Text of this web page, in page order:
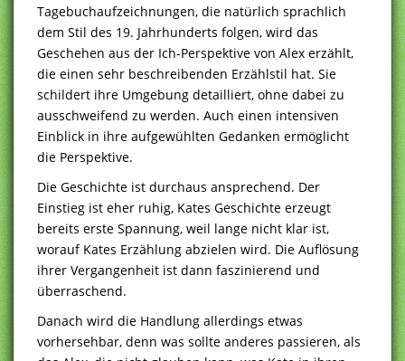
Tagebuchaufzeichnungen, die natürlich sprachlich
dem Stil des 19. Jahrhunderts folgen, wird das
Geschehen aus der Ich-Perspektive von Alex erzählt,
die einen sehr beschreibenden Erzählstil hat. Sie
schildert ihre Umgebung detailliert, ohne dabei zu
ausschweifend zu werden. Auch einen intensiven
Einblick in ihre aufgewühlten Gedanken ermöglicht
die Perspektive.
Die Geschichte ist durchaus ansprechend. Der
Einstieg ist eher ruhig, Kates Geschichte erzeugt
bereits erste Spannung, weil lange nicht klar ist,
worauf Kates Erzählung abzielen wird. Die Auflösung
ihrer Vergangenheit ist dann faszinierend und
überraschend.
Danach wird die Handlung allerdings etwas
vorhersehbar, denn was sollte anderes passieren, als